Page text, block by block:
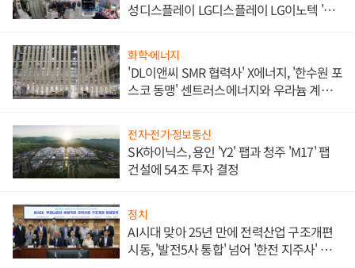
성디스플레이 LG디스플레이 LG이노텍 '탈
화학·에너지
'DL이앤씨 SMR 협력사' X에너지, '한수원 포
스코 동맹' 센트러스에너지와 우라늄 계약
전자·전기·정보통신
SK하이닉스, 용인 'Y2' 팹과 청주 'M17' 팹
건설에 54조 투자 결정
정치
AI시대 맞아 25년 만에 전력산업 구조개편
시동, '발전5사 통합' 넘어 '한전 지주사' 재편